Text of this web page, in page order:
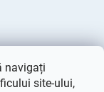
navigați
site-ului,